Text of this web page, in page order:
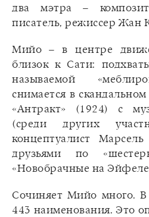
два мэтра –
писатель, режиссер Жан
Мийо – в центре
близок к Сати:
называемой
снимается в
«Антракт» (1924) с
(среди других
концептуалист
друзьями по
«Новобрачные на
Сочиняет Мийо много. В
443 наименования. Это